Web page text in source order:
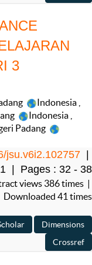
3
Indonesia
Indonesia
Padang
jsu.v6i2.102757
| Pages : 32 - 38
views 386 times |
Downloaded 41 times